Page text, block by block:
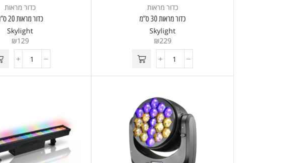
כדור מראות
כדור מראות 30 ס”מ
Skylight
₪229
כדור מראות
כדור מראות 20 ס”מ
Skylight
₪129